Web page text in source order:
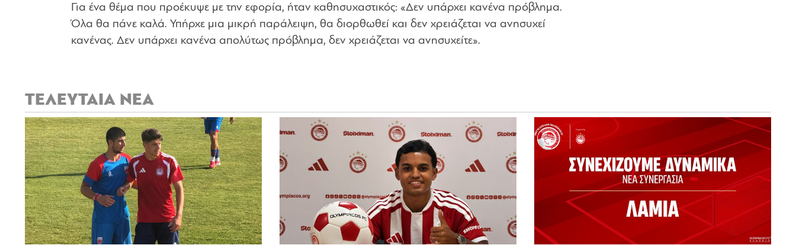
Για ένα θέμα που προέκυψε με την εφορία, ήταν καθησυχαστικός: «Δεν υπάρχει κανένα πρόβλημα.
Όλα θα πάνε καλά. Υπήρχε μια μικρή παράλειψη, θα διορθωθεί και δεν χρειάζεται να ανησυχεί
κανένας. Δεν υπάρχει κανένα απολύτως πρόβλημα, δεν χρειάζεται να ανησυχείτε».
ΤΕΛΕΥΤΑΙΑ ΝΕΑ